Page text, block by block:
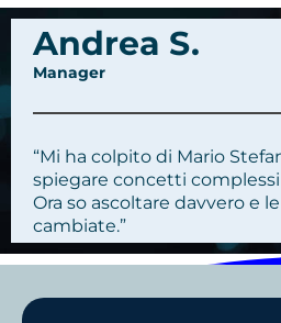
Andrea S.
Manager
“Mi ha colpito di Mario
spiegare concetti
Ora so ascoltare davvero e
cambiate.”